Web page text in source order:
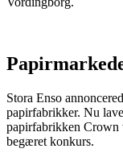
Stora Enso
papirfabrikker. Nu
papirfabrikken Crown
begæret konkurs.